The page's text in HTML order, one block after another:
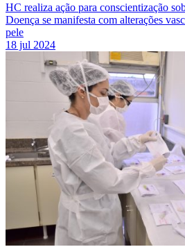
HC realiza ação para conscientização
Doença se manifesta com alterações
pele
18 jul 2024